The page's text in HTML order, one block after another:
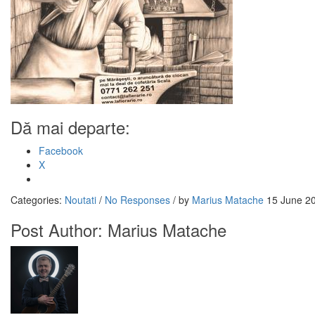
Dă mai departe:
Facebook
X
Categories: Noutati / No Responses / by Marius Matache 15 June
Post Author: Marius Matache